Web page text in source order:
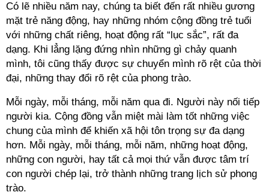
Có lẽ nhiều năm nay, chúng ta biết đến rất nhiều gương
mặt trẻ năng động, hay những nhóm cộng đồng trẻ tuổi
với những chất riêng, hoạt động rất “lục sắc”, rất đa
dạng. Khi lẳng lặng đứng nhìn những gì chảy quanh
mình, tôi cũng thấy được sự chuyển mình rõ rệt của thời
đại, những thay đổi rõ rệt của phong trào.
Mỗi ngày, mỗi tháng, mỗi năm qua đi. Người này nối tiếp
người kia. Cộng đồng vẫn miệt mài làm tốt những việc
chung của mình để khiến xã hội tôn trọng sự đa dạng
hơn. Mỗi ngày, mỗi tháng, mỗi năm, những hoạt động,
những con người, hay tất cả mọi thứ vẫn được tâm trí
con người chép lại, trở thành những trang lịch sử phong
trào.